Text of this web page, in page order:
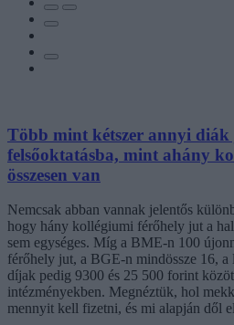
Több mint kétszer annyi diák
felsőoktatásba, mint ahány
összesen van
Nemcsak abban vannak jelentős
hogy hány kollégiumi férőhely jut a
sem egységes. Míg a BME-n 100
férőhely jut, a BGE-n mindössze 16,
díjak pedig 9300 és 25 500 forint
intézményekben. Megnéztük, hol
mennyit kell fizetni, és mi alapján dől